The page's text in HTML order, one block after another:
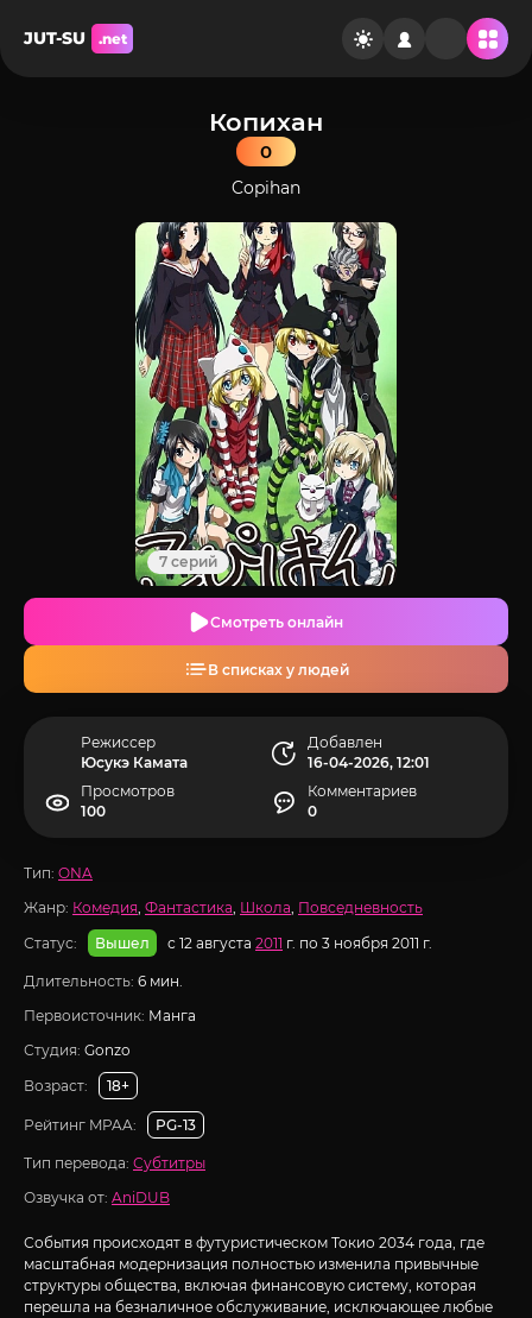
JUT-SU .net
Копихан
0
Copihan
7 серий
Смотреть онлайн
В списках у людей
Режиссер
Юсукэ Камата
Добавлен
16-04-2026, 12:01
Просмотров
100
Комментариев
0
Тип: ONA
Жанр: Комедия, Фантастика, Школа, Повседневность
Статус:
Вышел с 12 августа 2011 г. по 3 ноября 2011 г.
Длительность: 6 мин.
Первоисточник: Манга
Студия: Gonzo
Возраст:
18+
Рейтинг MPAA: PG-13
Тип перевода: Субтитры
Озвучка от: AniDUB
События происходят в футуристическом Токио 2034 года, где
масштабная модернизация полностью изменила привычные
структуры общества, включая финансовую систему, которая
перешла на безналичное обслуживание, исключающее любые